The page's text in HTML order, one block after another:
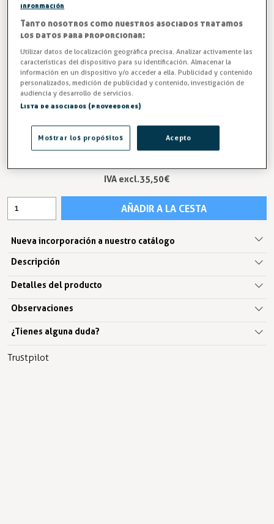
Set de cubiertos LAB 18/10, de acero inoxidable con
acabado brillo. Perfecto para restaurantes y hostelería.
¡Mejora la presentación de tus platos con el set de
cubiertos LAB 18/10 de COMAS!
ENTREGA ENTRE 3/5 DÍAS
Cubiertos
42,96 €
IVA excl.35,50 €
AÑADIR A LA CESTA
Nueva incorporación a nuestro catálogo
Descripción
Detalles del producto
Observaciones
¿Tienes alguna duda?
Trustpilot
información
Tanto nosotros como nuestros asociados tratamos
los datos para proporcionar:
Utilizar datos de localización geográfica precisa. Analizar activamente las
características del dispositivo para su identificación. Almacenar la
información en un dispositivo y/o acceder a ella. Publicidad y contenido
personalizados, medición de publicidad y contenido, investigación de
audiencia y desarrollo de servicios.
Lista de asociados (proveedores)
Acepto
Mostrar los propósitos